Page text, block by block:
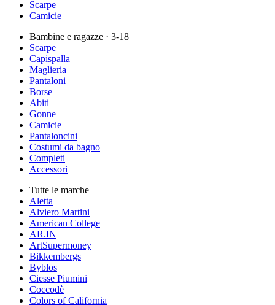
Scarpe
Camicie
Bambine e ragazze · 3-18
Scarpe
Capispalla
Maglieria
Pantaloni
Borse
Abiti
Gonne
Camicie
Pantaloncini
Costumi da bagno
Completi
Accessori
Tutte le marche
Aletta
Alviero Martini
American College
AR.IN
ArtSupermoney
Bikkembergs
Byblos
Ciesse Piumini
Coccodè
Colors of California